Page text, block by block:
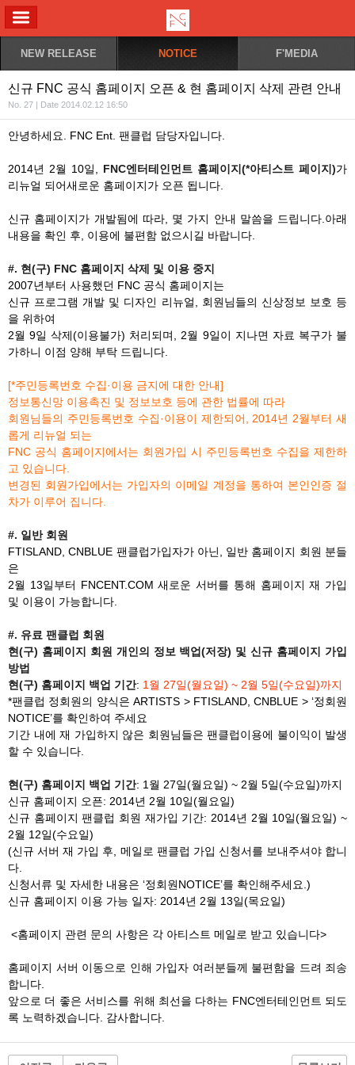
NEW RELEASE NOTICE F'MEDIA
신규 FNC 공식 홈페이지 오픈 & 현 홈페이지 삭제 관련 안내
No. 27 | Date 2014.02.12 16:50
안녕하세요. FNC Ent. 팬클럽 담당자입니다.
2014년 2월 10일, FNC엔터테인먼트 홈페이지(*아티스트 페이지)가
리뉴얼 되어새로운 홈페이지가 오픈 됩니다.
신규 홈페이지가 개발됨에 따라, 몇 가지 안내 말씀을 드립니다.아래
내용을 확인 후, 이용에 불편함 없으시길 바랍니다.
#. 현(구) FNC 홈페이지 삭제 및 이용 중지
2007년부터 사용했던 FNC 공식 홈페이지는
신규 프로그램 개발 및 디자인 리뉴얼, 회원님들의 신상정보 보호 등
을 위하여
2월 9일 삭제(이용불가) 처리되며, 2월 9일이 지나면 자료 복구가 불
가하니 이점 양해 부탁 드립니다.
[*주민등록번호 수집·이용 금지에 대한 안내]
정보통신망 이용촉진 및 정보보호 등에 관한 법률에 따라
회원님들의 주민등록번호 수집·이용이 제한되어, 2014년 2월부터 새
롭게 리뉴얼 되는
FNC 공식 홈페이지에서는 회원가입 시 주민등록번호 수집을 제한하
고 있습니다.
변경된 회원가입에서는 가입자의 이메일 계정을 통하여 본인인증 절
차가 이루어 집니다.
#. 일반 회원
FTISLAND, CNBLUE 팬클럽가입자가 아닌, 일반 홈페이지 회원 분들
은
2월 13일부터 FNCENT.COM 새로운 서버를 통해 홈페이지 재 가입
및 이용이 가능합니다.
#. 유료 팬클럽 회원
현(구) 홈페이지 회원 개인의 정보 백업(저장) 및 신규 홈페이지 가입
방법
현(구) 홈페이지 백업 기간: 1월 27일(월요일) ~ 2월 5일(수요일)까지
*팬클럽 정회원의 양식은 ARTISTS > FTISLAND, CNBLUE > ‘정회원
NOTICE’를 확인하여 주세요
기간 내에 재 가입하지 않은 회원님들은 팬클럽이용에 불이익이 발생
할 수 있습니다.
현(구) 홈페이지 백업 기간: 1월 27일(월요일) ~ 2월 5일(수요일)까지
신규 홈페이지 오픈: 2014년 2월 10일(월요일)
신규 홈페이지 팬클럽 회원 재가입 기간: 2014년 2월 10일(월요일) ~
2월 12일(수요일)
(신규 서버 재 가입 후, 메일로 팬클럽 가입 신청서를 보내주셔야 합니
다.
신청서류 및 자세한 내용은 ‘정회원NOTICE’를 확인해주세요.)
신규 홈페이지 이용 가능 일자: 2014년 2월 13일(목요일)
<홈페이지 관련 문의 사항은 각 아티스트 메일로 받고 있습니다>
홈페이지 서버 이동으로 인해 가입자 여러분들께 불편함을 드려 죄송
합니다.
앞으로 더 좋은 서비스를 위해 최선을 다하는 FNC엔터테인먼트 되도
록 노력하겠습니다. 감사합니다.